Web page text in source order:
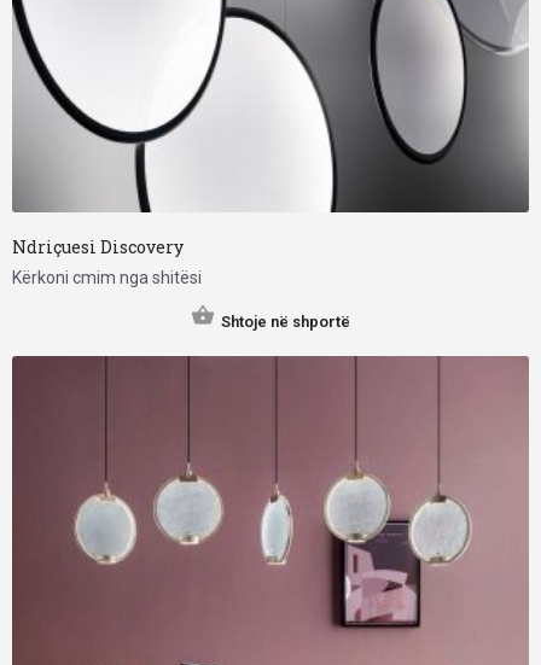
Ndriçuesi Discovery
Kërkoni cmim nga shitësi
Shtoje në shportë